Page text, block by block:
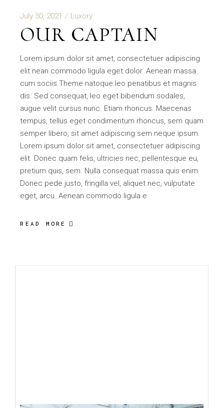
July 30, 2021 Luxory
OUR CAPTAIN
Lorem ipsum dolor sit amet, consectetuer adipiscing
elit nean commodo ligula eget dolor. Aenean massa
cum sociis Theme natoque leo penatibus et magnis
dis. Sed consequat, leo eget bibendum sodales,
augue velit cursus nunc. Etiam rhoncus. Maecenas
tempus, tellus eget condimentum rhoncus, sem quam
semper libero, sit amet adipiscing sem neque ipsum.
Lorem ipsum dolor sit amet, consectetuer adipiscing
elit. Donec quam felis, ultricies nec, pellentesque eu,
pretium quis, sem. Nulla consequat massa quis enim.
Donec pede justo, fringilla vel, aliquet nec, vulputate
eget, arcu. Aenean commodo ligula e
READ MORE